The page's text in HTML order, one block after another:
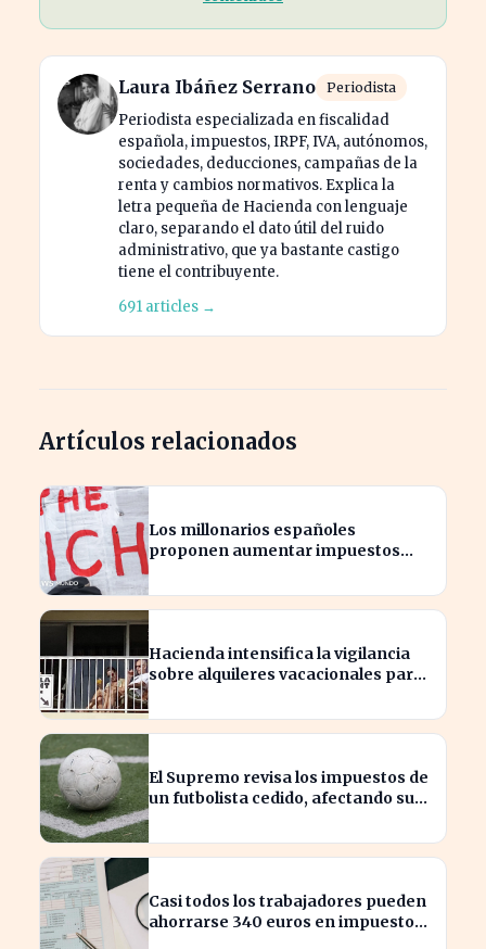
Laura Ibáñez Serrano Periodista
Periodista especializada en fiscalidad
española, impuestos, IRPF, IVA, autónomos,
sociedades, deducciones, campañas de la
renta y cambios normativos. Explica la
letra pequeña de Hacienda con lenguaje
claro, separando el dato útil del ruido
administrativo, que ya bastante castigo
tiene el contribuyente.
691 articles →
Artículos relacionados
Los millonarios españoles
proponen aumentar impuestos
económica
Hacienda intensifica la vigilancia
sobre alquileres vacacionales para
El Supremo revisa los impuestos de
un futbolista cedido, afectando su
Casi todos los trabajadores pueden
ahorrarse 340 euros en impuestos,